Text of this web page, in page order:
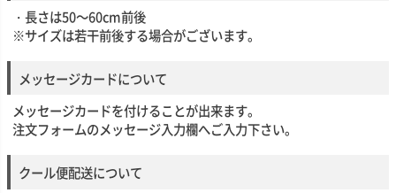
・長さは50～60cm前後
※サイズは若干前後する場合がございます。
メッセージカードについて
メッセージカードを付けることが出来ます。
注文フォームのメッセージ入力欄へご入力下さい。
クール便配送について